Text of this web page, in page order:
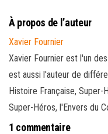
À propos de l’auteur
Xavier Fournier
Xavier Fournier est l'un
est aussi l'auteur de
Histoire Française, Super-
Super-Héros, l'Envers du
1 commentaire